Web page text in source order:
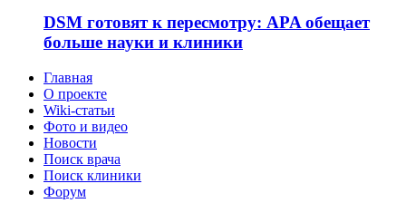
DSM готовят к пересмотру: APA обещает
больше науки и клиники
Главная
О проекте
Wiki-статьи
Фото и видео
Новости
Поиск врача
Поиск клиники
Форум